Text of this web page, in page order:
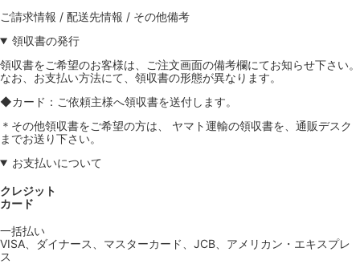
ご請求情報 / 配送先情報 / その他備考
領収書の発行
領収書をご希望のお客様は、ご注文画面の備考欄にてお知らせ下さい。
なお、お支払い方法にて、領収書の形態が異なります。
◆カード：ご依頼主様へ領収書を送付します。
＊その他領収書をご希望の方は、 ヤマト運輸の領収書を、通販デスク
までお送り下さい。
お支払いについて
クレジット
カード
一括払い
VISA、ダイナース、マスターカード、JCB、アメリカン・エキスプレ
ス